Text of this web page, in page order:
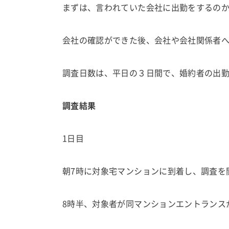
まずは、言われていた会社に出勤をするの
会社の確認ができた後、会社や会社関係者
調査日数は、平日の３日間で、婚約者の出
調査結果
1日目
朝7時に対象宅マンションに到着し、調査を
8時半、対象者が同マンションエントラン